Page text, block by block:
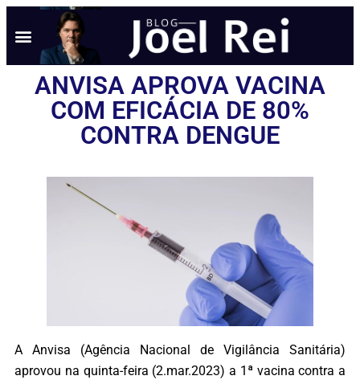
ANVISA APROVA VACINA
COM EFICÁCIA DE 80%
CONTRA DENGUE
A Anvisa (Agência Nacional de Vigilância Sanitária)
aprovou na quinta-feira (2.mar.2023) a 1ª vacina contra a